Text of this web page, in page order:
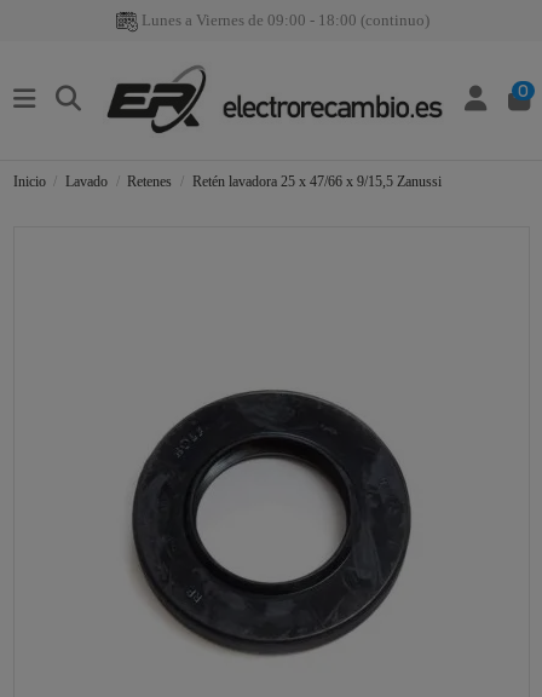
Lunes a Viernes de 09:00 - 18:00 (continuo)
0
Inicio Lavado Retenes Retén lavadora 25 x 47/66 x 9/15,5 Zanussi